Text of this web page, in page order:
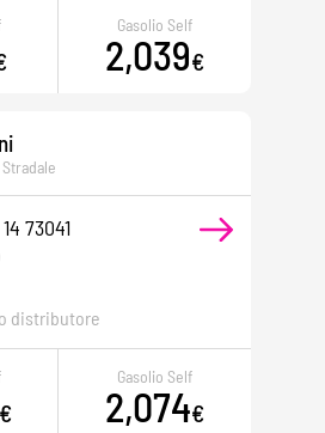
Gasolio Self
2,039€
73041
distributore
€
Gasolio Self
2,074€